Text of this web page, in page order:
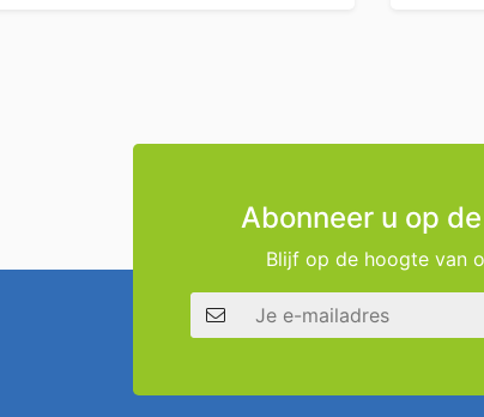
Abonneer u op
Blijf op de hoogte van
E-mailadres